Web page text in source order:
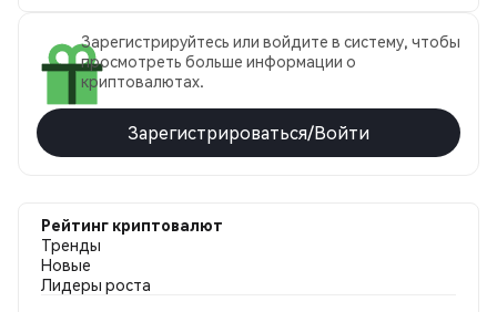
Зарегистрируйтесь или войдите в систему, чтобы
просмотреть больше информации о
криптовалютах.
Зарегистрироваться/Войти
Рейтинг криптовалют
Тренды
Новые
Лидеры роста